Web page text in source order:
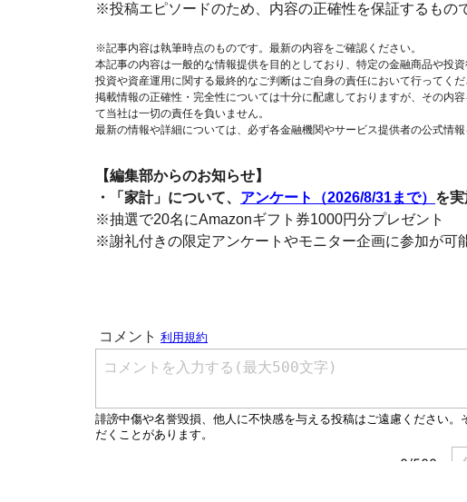
※投稿エピソードのため、内容の正確性を保証するもの
※記事内容は執筆時点のものです。最新の内容をご確認ください。
本記事の内容は一般的な情報提供を目的としており、特定の金融商品や投
投資や資産運用に関する最終的なご判断はご自身の責任において行ってくだ
掲載情報の正確性・完全性については十分に配慮しておりますが、その内
て当社は一切の責任を負いません。
最新の情報や詳細については、必ず各金融機関やサービス提供者の公式情報
【編集部からのお知らせ】
・「家計」について、 アンケート（2026/8/31まで） を実
※抽選で20名にAmazonギフト券1000円分プレゼント
※謝礼付きの限定アンケートやモニター企画に参加が可